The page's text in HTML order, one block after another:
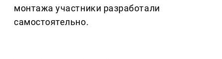
монтажа участники разработали
самостоятельно.